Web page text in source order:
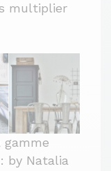
multiplier
gamme
by Natalia